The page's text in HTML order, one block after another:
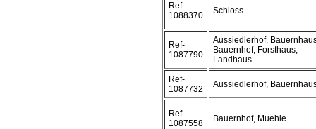
Ref-
1088370
Schloss
Ref-
1087790
Aussiedlerhof,
Bauernhof, Forsthaus,
Landhaus
Ref-
1087732
Aussiedlerhof,
Ref-
1087558
Bauernhof, Muehle